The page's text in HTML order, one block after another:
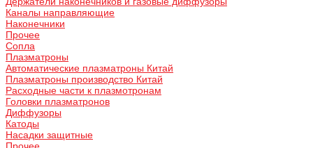
Каналы направляющие
Наконечники
Прочее
Сопла
Плазматроны
Автоматические плазматроны Китай
Плазматроны производство Китай
Расходные части к плазмотронам
Головки плазматронов
Диффузоры
Катоды
Насадки защитные
Прочее